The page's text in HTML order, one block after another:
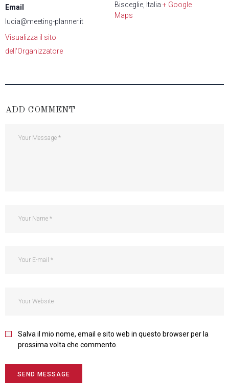
Email
lucia@meeting-planner.it
Visualizza il sito
dell'Organizzatore
Bisceglie, Italia + Google
Maps
ADD COMMENT
Salva il mio nome, email e sito web in questo browser per la
prossima volta che commento.